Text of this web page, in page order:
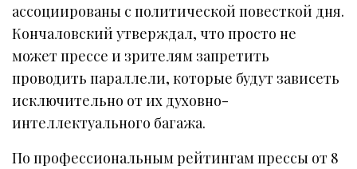
ассоциированы с политической повесткой дня.
Кончаловский утверждал, что просто не
может прессе и зрителям запретить
проводить параллели, которые будут зависеть
исключительно от их духовно-
интеллектуального багажа.
По профессиональным рейтингам прессы от 8